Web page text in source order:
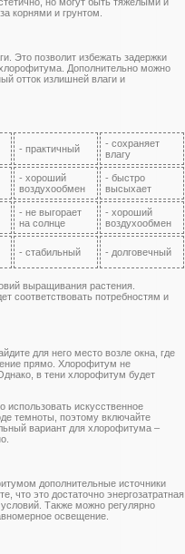
корнями и грунтом.
Это позволит избежать задержки
Дополнительно можно
отток излишней влаги и
- практичный
- сохраняет
влагу
- хороший
воздухообмен
- быстро
высыхает
- не выгорает
на солнце
- хороший
воздухообмен
- стабильный - долговечный
выращивания растения.
соответствовать потребностям и
для него место возле окна, где
прямо. Хлорофитум не
в тени хлорофитум будет
использовать искусственное
темноты, поэтому включайте
вариант для хлорофитума –
дополнительные источники
что это достаточно энергозатратная
Также можно регулярно
освещение.